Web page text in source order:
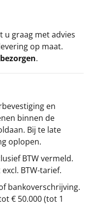
u graag met advies
op maat.
.
en
binnen de
Bij te late
oplopen.
BTW vermeld.
BTW-tarief.
bankoverschrijving.
€ 50.000 (tot 1